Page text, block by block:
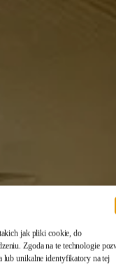
jak pliki cookie, do
Zgoda na te technologie
lub unikalne identyfikatory na tej